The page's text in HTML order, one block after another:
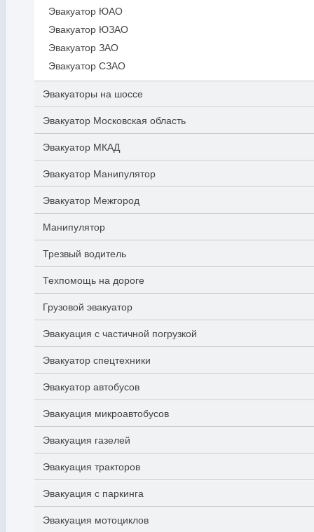
Эвакуатор ЮАО
Эвакуатор ЮЗАО
Эвакуатор ЗАО
Эвакуатор СЗАО
Эвакуаторы на шоссе
Эвакуатор Московская область
Эвакуатор МКАД
Эвакуатор Манипулятор
Эвакуатор Межгород
Манипулятор
Трезвый водитель
Техпомощь на дороге
Грузовой эвакуатор
Эвакуация с частичной погрузкой
Эвакуатор спецтехники
Эвакуатор автобусов
Эвакуация микроавтобусов
Эвакуация газелей
Эвакуация тракторов
Эвакуация с паркинга
Эвакуация мотоциклов